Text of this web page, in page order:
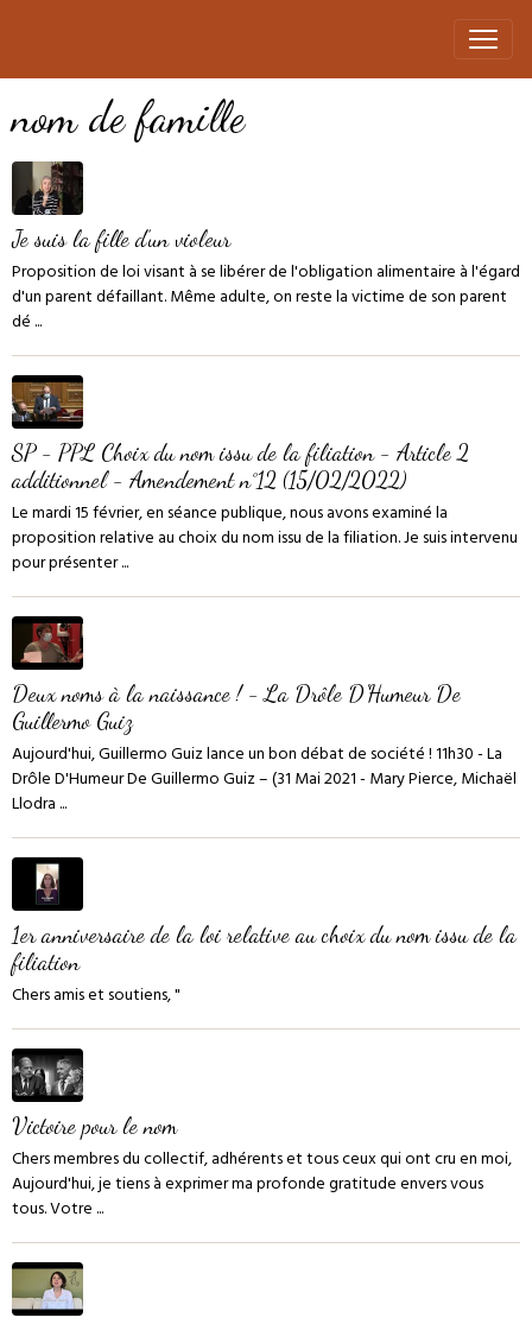
nom de famille
Je suis la fille d’un violeur
Proposition de loi visant à se libérer de l'obligation alimentaire à l'égard
d'un parent défaillant. Même adulte, on reste la victime de son parent
dé ...
SP - PPL Choix du nom issu de la filiation - Article 2
additionnel - Amendement n°12 (15/02/2022)
Le mardi 15 février, en séance publique, nous avons examiné la
proposition relative au choix du nom issu de la filiation. Je suis intervenu
pour présenter ...
Deux noms à la naissance ! - La Drôle D'Humeur De
Guillermo Guiz
Aujourd'hui, Guillermo Guiz lance un bon débat de société ! 11h30 - La
Drôle D'Humeur De Guillermo Guiz – (31 Mai 2021 - Mary Pierce, Michaël
Llodra ...
1er anniversaire de la loi relative au choix du nom issu de la
filiation
Chers amis et soutiens, "
Victoire pour le nom
Chers membres du collectif, adhérents et tous ceux qui ont cru en moi,
Aujourd'hui, je tiens à exprimer ma profonde gratitude envers vous
tous. Votre ...